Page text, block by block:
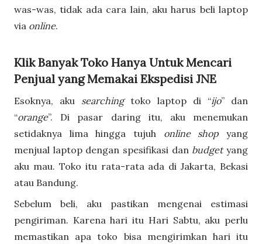
was-was, tidak ada cara lain, aku harus beli laptop
via online.
Klik Banyak Toko Hanya Untuk Mencari
Penjual yang Memakai Ekspedisi JNE
Esoknya, aku searchingtoko laptop di “ijo” dan
“orange”. Di pasar daring itu, aku menemukan
setidaknya lima hingga tujuh online shop yang
menjual laptop dengan spesifikasi dan budgetyang
aku mau. Toko itu rata-rata ada di Jakarta, Bekasi
atau Bandung.
Sebelum beli, aku pastikan mengenai estimasi
pengiriman. Karena hari itu Hari Sabtu, aku perlu
memastikan apa toko bisa mengirimkan hari itu